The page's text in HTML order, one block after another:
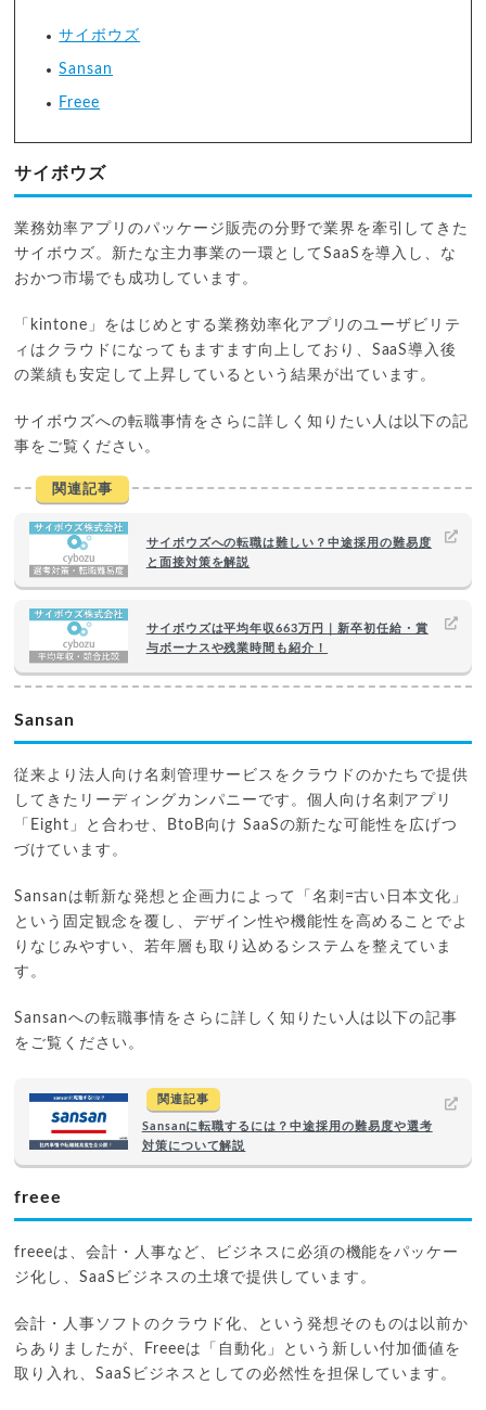
サイボウズ
Sansan
Freee
サイボウズ
業務効率アプリのパッケージ販売の分野で業界を牽引してきた
サイボウズ。新たな主力事業の一環としてSaaSを導入し、な
おかつ市場でも成功しています。
「kintone」をはじめとする業務効率化アプリのユーザビリテ
ィはクラウドになってもますます向上しており、SaaS導入後
の業績も安定して上昇しているという結果が出ています。
サイボウズへの転職事情をさらに詳しく知りたい人は以下の記
事をご覧ください。
関連記事
サイボウズへの転職は難しい？中途採用の難易度
と面接対策を解説
サイボウズは平均年収663万円｜新卒初任給・賞
与ボーナスや残業時間も紹介！
Sansan
従来より法人向け名刺管理サービスをクラウドのかたちで提供
してきたリーディングカンパニーです。個人向け名刺アプリ
「Eight」と合わせ、BtoB向け SaaSの新たな可能性を広げつ
づけています。
Sansanは斬新な発想と企画力によって「名刺=古い日本文化」
という固定観念を覆し、デザイン性や機能性を高めることでよ
りなじみやすい、若年層も取り込めるシステムを整えていま
す。
Sansanへの転職事情をさらに詳しく知りたい人は以下の記事
をご覧ください。
関連記事
Sansanに転職するには？中途採用の難易度や選考
対策について解説
freee
freeeは、会計・人事など、ビジネスに必須の機能をパッケー
ジ化し、SaaSビジネスの土壌で提供しています。
会計・人事ソフトのクラウド化、という発想そのものは以前か
らありましたが、Freeeは「自動化」という新しい付加価値を
取り入れ、SaaSビジネスとしての必然性を担保しています。